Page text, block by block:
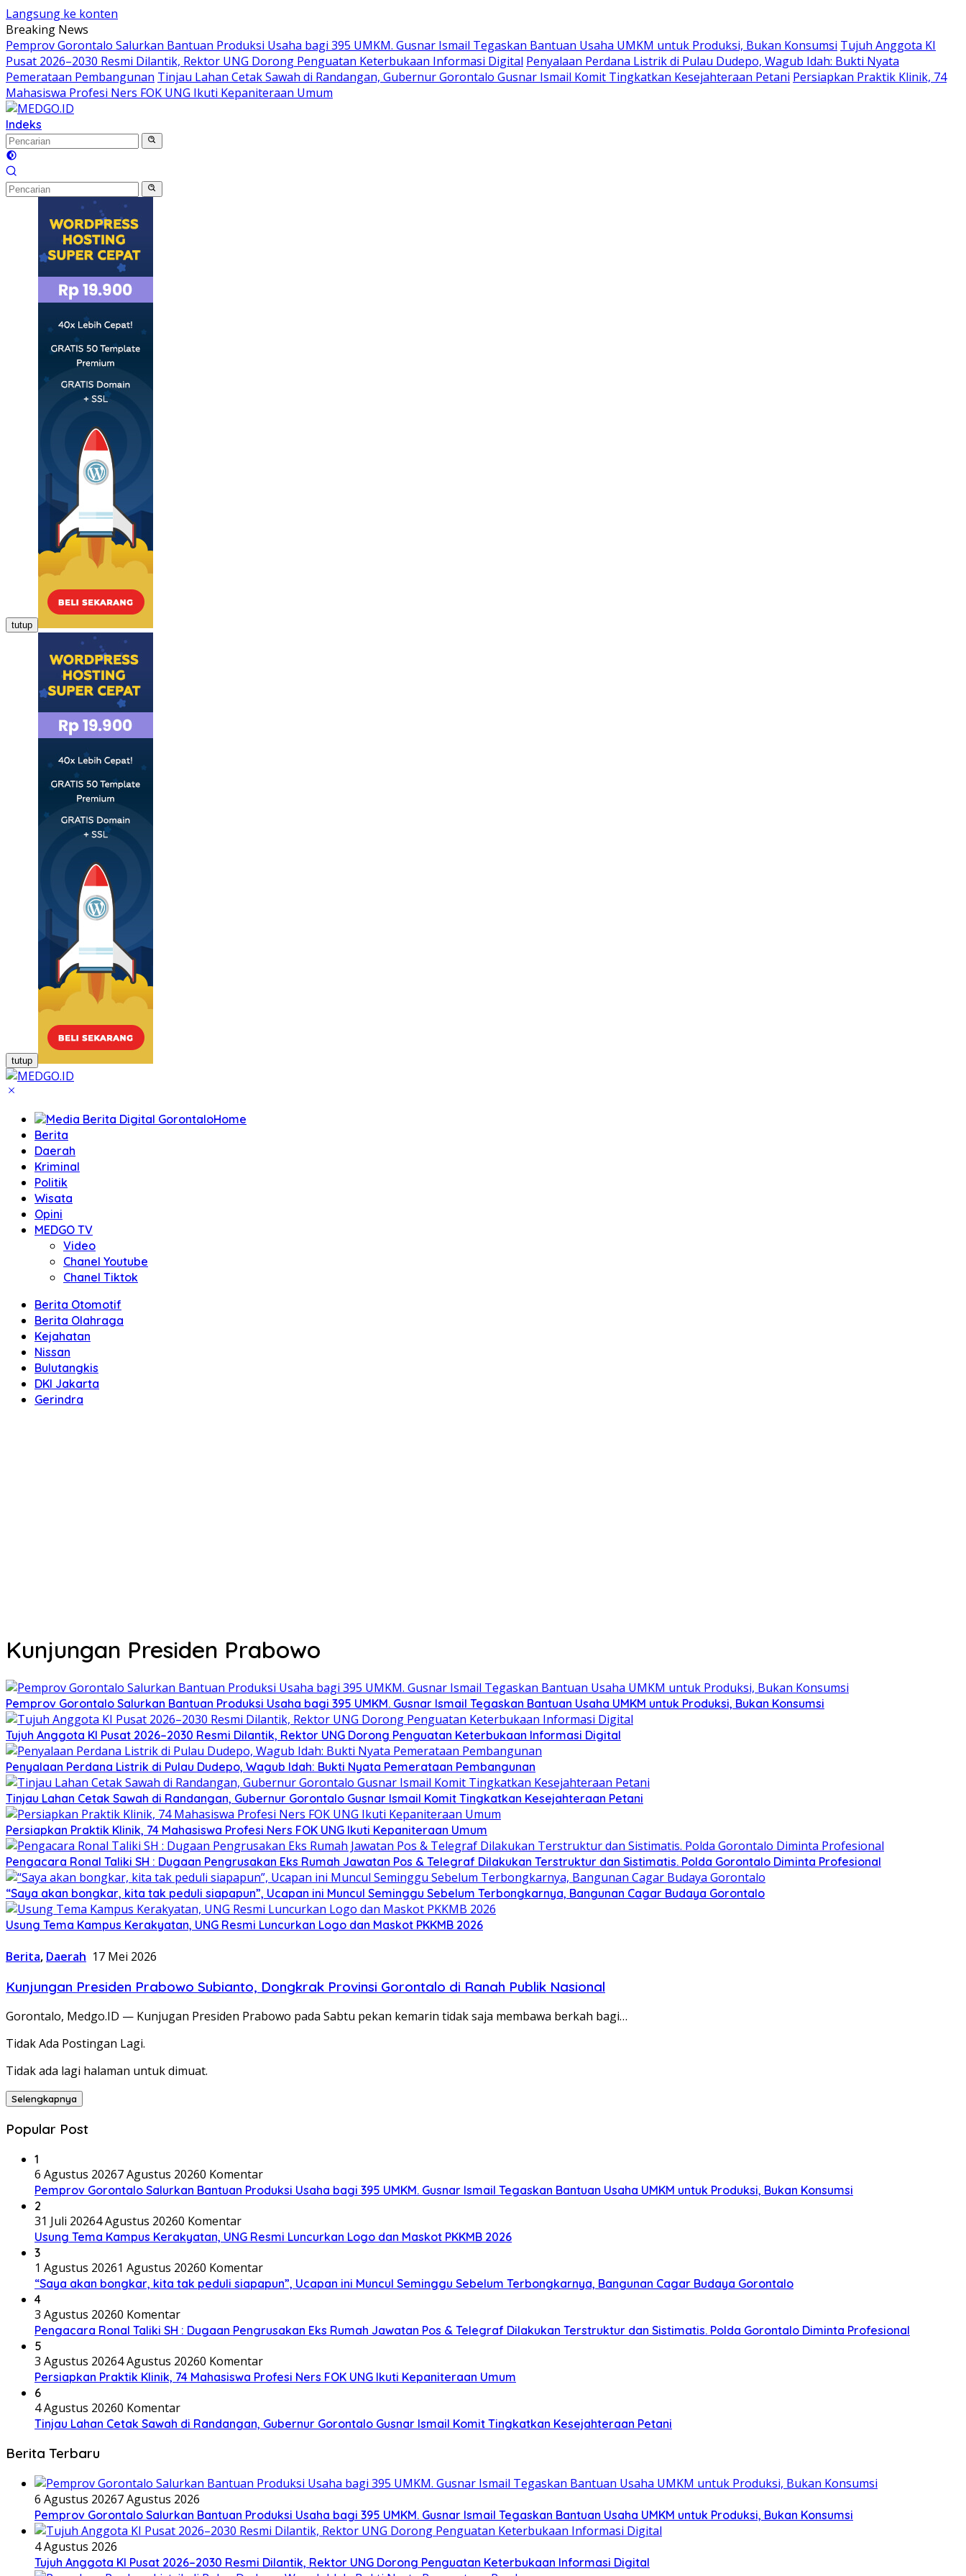
Langsung ke konten
Breaking News
Pemprov Gorontalo Salurkan Bantuan Produksi Usaha bagi 395 UMKM. Gusnar Ismail Tegaskan Bantuan Usaha UMKM untuk Produksi, Bukan Konsumsi Tujuh Anggota KI
Pusat 2026–2030 Resmi Dilantik, Rektor UNG Dorong Penguatan Keterbukaan Informasi Digital Penyalaan Perdana Listrik di Pulau Dudepo, Wagub Idah: Bukti Nyata
Pemerataan Pembangunan Tinjau Lahan Cetak Sawah di Randangan, Gubernur Gorontalo Gusnar Ismail Komit Tingkatkan Kesejahteraan Petani Persiapkan Praktik Klinik, 74
Mahasiswa Profesi Ners FOK UNG Ikuti Kepaniteraan Umum
Indeks
tutup
tutup
Home
Berita
Daerah
Kriminal
Politik
Wisata
Opini
MEDGO TV
Video
Chanel Youtube
Chanel Tiktok
Berita Otomotif
Berita Olahraga
Kejahatan
Nissan
Bulutangkis
DKI Jakarta
Gerindra
Kunjungan Presiden Prabowo
Pemprov Gorontalo Salurkan Bantuan Produksi Usaha bagi 395 UMKM. Gusnar Ismail Tegaskan Bantuan Usaha UMKM untuk Produksi, Bukan Konsumsi
Tujuh Anggota KI Pusat 2026–2030 Resmi Dilantik, Rektor UNG Dorong Penguatan Keterbukaan Informasi Digital
Penyalaan Perdana Listrik di Pulau Dudepo, Wagub Idah: Bukti Nyata Pemerataan Pembangunan
Tinjau Lahan Cetak Sawah di Randangan, Gubernur Gorontalo Gusnar Ismail Komit Tingkatkan Kesejahteraan Petani
Persiapkan Praktik Klinik, 74 Mahasiswa Profesi Ners FOK UNG Ikuti Kepaniteraan Umum
Pengacara Ronal Taliki SH : Dugaan Pengrusakan Eks Rumah Jawatan Pos & Telegraf Dilakukan Terstruktur dan Sistimatis. Polda Gorontalo Diminta Profesional
“Saya akan bongkar, kita tak peduli siapapun”, Ucapan ini Muncul Seminggu Sebelum Terbongkarnya, Bangunan Cagar Budaya Gorontalo
Usung Tema Kampus Kerakyatan, UNG Resmi Luncurkan Logo dan Maskot PKKMB 2026
Berita, Daerah 17 Mei 2026
Kunjungan Presiden Prabowo Subianto, Dongkrak Provinsi Gorontalo di Ranah Publik Nasional
Gorontalo, Medgo.ID — Kunjugan Presiden Prabowo pada Sabtu pekan kemarin tidak saja membawa berkah bagi…
Tidak Ada Postingan Lagi.
Tidak ada lagi halaman untuk dimuat.
Selengkapnya
Popular Post
1
6 Agustus 20267 Agustus 20260 Komentar
Pemprov Gorontalo Salurkan Bantuan Produksi Usaha bagi 395 UMKM. Gusnar Ismail Tegaskan Bantuan Usaha UMKM untuk Produksi, Bukan Konsumsi
2
31 Juli 20264 Agustus 20260 Komentar
Usung Tema Kampus Kerakyatan, UNG Resmi Luncurkan Logo dan Maskot PKKMB 2026
3
1 Agustus 20261 Agustus 20260 Komentar
“Saya akan bongkar, kita tak peduli siapapun”, Ucapan ini Muncul Seminggu Sebelum Terbongkarnya, Bangunan Cagar Budaya Gorontalo
4
3 Agustus 20260 Komentar
Pengacara Ronal Taliki SH : Dugaan Pengrusakan Eks Rumah Jawatan Pos & Telegraf Dilakukan Terstruktur dan Sistimatis. Polda Gorontalo Diminta Profesional
5
3 Agustus 20264 Agustus 20260 Komentar
Persiapkan Praktik Klinik, 74 Mahasiswa Profesi Ners FOK UNG Ikuti Kepaniteraan Umum
6
4 Agustus 20260 Komentar
Tinjau Lahan Cetak Sawah di Randangan, Gubernur Gorontalo Gusnar Ismail Komit Tingkatkan Kesejahteraan Petani
Berita Terbaru
6 Agustus 20267 Agustus 2026
Pemprov Gorontalo Salurkan Bantuan Produksi Usaha bagi 395 UMKM. Gusnar Ismail Tegaskan Bantuan Usaha UMKM untuk Produksi, Bukan Konsumsi
4 Agustus 2026
Tujuh Anggota KI Pusat 2026–2030 Resmi Dilantik, Rektor UNG Dorong Penguatan Keterbukaan Informasi Digital